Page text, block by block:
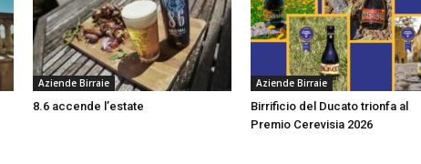
Aziende Birraie
8.6 accende l’estate
Aziende Birraie
Birrificio del Ducato trionfa al
Premio Cerevisia 2026